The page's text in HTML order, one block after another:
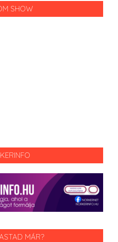
SHOW
MÁR?